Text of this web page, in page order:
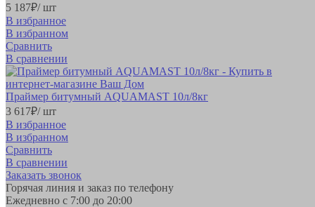
5 187₽/ шт
В избранное
В избранном
Сравнить
В сравнении
Праймер битумный AQUAMAST 10л/8кг
3 617₽/ шт
В избранное
В избранном
Сравнить
В сравнении
Заказать звонок
Горячая линия и заказ по телефону
Ежедневно с 7:00 до 20:00